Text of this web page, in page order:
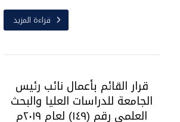
قراءة المزيد
قرار القائم بأعمال نائب رئيس
الجامعة للدراسات العليا والبحث
العلمي رقم (١٤٩) لعام ٢٠١٩م